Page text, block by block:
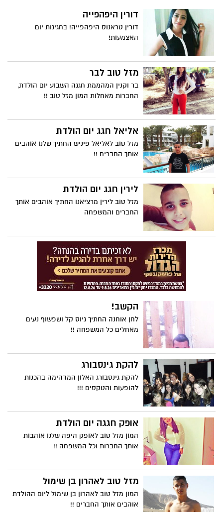
דורין היפהפייה
דורין טראנוס היפהפייה! בחגיגות יום
האצמעות!
מזל טוב לבר
בר וקנין המהממת חגגה השבוע יום הולדת,
החברות מאחלות המון מזל טוב !!
אליאל חגג יום הולדת
מזל טוב לאליאל פיניש החתיך שלנו אוהבים
אותך החברים !!
לירין חגג יום הולדת
מזל טוב לירין מרציאנו החתיך אוהבים אותך
החברים והמשפחה
הקשב!
לחן אוחנה החתיך גיוס קל ושפשוף נעים
מאחלים כל המשפחה !!
להקת גינסבורג
להקת גינסבורג האלון המדהימה בהכנות
להופעות והטקסים !!!
אופק חגגה יום הולדת
המון מזל טוב לאופק היפה שלנו אוהבות
אותך החברות וכל המשפחה !!
מזל טוב לאהרון בן שימול
המון מזל טוב לאהרון בן שימול ליום ההולדת
אוהבים אותך החברים !!